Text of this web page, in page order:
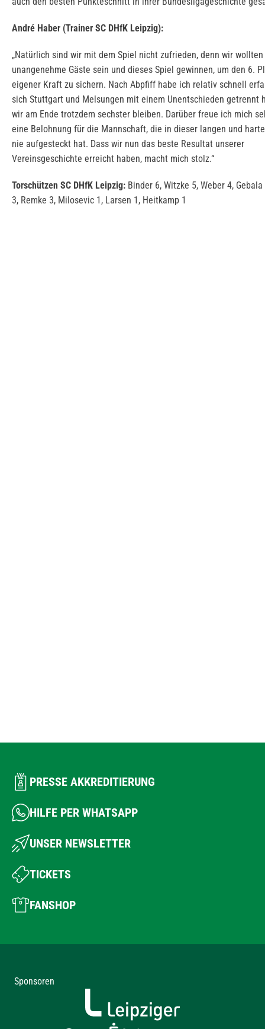
André Haber (Trainer SC DHfK Leipzig):
„Natürlich sind wir mit dem Spiel nicht zufrieden, denn wir
unangenehme Gäste sein und dieses Spiel gewinnen, um den 6.
eigener Kraft zu sichern. Nach Abpfiff habe ich relativ schnell
sich Stuttgart und Melsungen mit einem Unentschieden getrennt
wir am Ende trotzdem sechster bleiben. Darüber freue ich mich
eine Belohnung für die Mannschaft, die in dieser langen und
nie aufgesteckt hat. Dass wir nun das beste Resultat unserer
Vereinsgeschichte erreicht haben, macht mich stolz.“
Torschützen SC DHfK Leipzig: Binder 6, Witzke 5, Weber 4,
3, Remke 3, Milosevic 1, Larsen 1, Heitkamp 1
PRESSE AKKREDITIERUNG
HILFE PER WHATSAPP
UNSER NEWSLETTER
TICKETS
FANSHOP
Sponsoren